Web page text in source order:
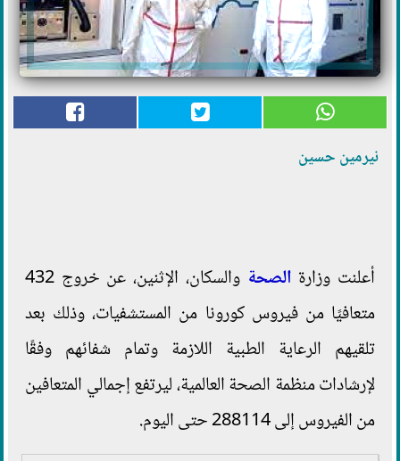
نيرمين حسين
أعلنت وزارة الصحة
والسكان، الإثنين، عن خروج 432
متعافيًا من فيروس كورونا من المستشفيات، وذلك بعد
تلقيهم الرعاية الطبية اللازمة وتمام شفائهم وفقًا
لإرشادات منظمة الصحة العالمية، ليرتفع إجمالي المتعافين
من الفيروس إلى 288114 حتى اليوم.